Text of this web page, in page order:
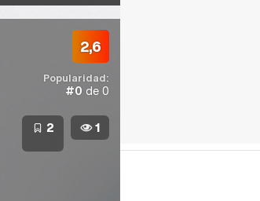
2,6
Popularidad:
#0 de 0
2 1